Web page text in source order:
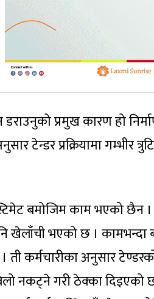
डराउनुको प्रमुख कारण हो
टेन्डर प्रक्रियामा गम्भीर
स्टिमेट बमोजिम काम भएको
खेलाँची भएको छ । कामभन्दा
ती कर्मचारीका अनुसार
नकट्ने गरी ठेक्का दिइएको